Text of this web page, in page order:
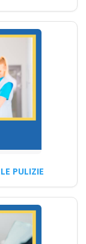
PULIZIE